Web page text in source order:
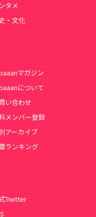
タメ
・文化
マガジン
について
い合わせ
メンバー登録
アーカイブ
ランキング
Twitter